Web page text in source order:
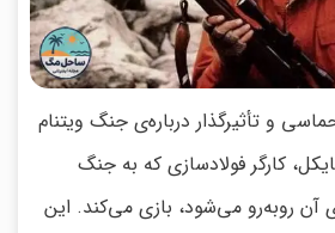
و تأثیرگذار درباره‌ی جنگ ویتنام
کارگر فولادسازی که به جنگ
روبه‌رو می‌شود، بازی می‌کند. این